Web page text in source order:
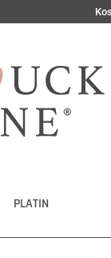
PLATIN